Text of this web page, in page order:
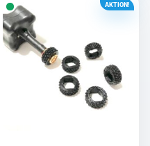
AKTION!